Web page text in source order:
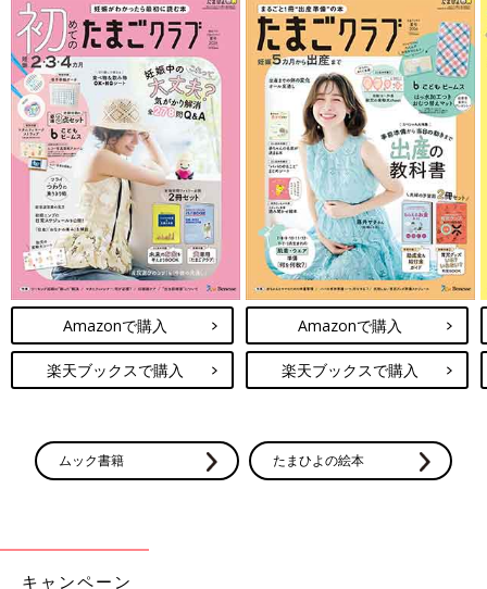
前の話
テスト前日にテスト
範囲を知らないとこ
うなる【御手洗直子
のコマダム日記】
成績表は赤点を通り越
すとこうなる【御手洗
直子のコマダム日記】
Amazonで購入
楽天ブックスで購入
Amazonで購入
楽天ブックスで購入
ムック書籍 たまひよの絵本
キャンペーン